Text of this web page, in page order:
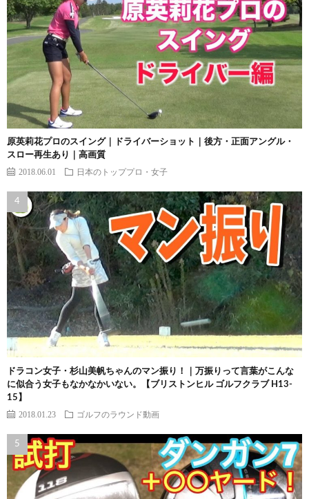
原英莉花プロのスイング｜ドライバーショット｜後方・正面アングル・
スロー再生あり｜高画質
2018.06.01 日本のトッププロ・女子
ドラコン女子・杉山美帆ちゃんのマン振り！｜万振りって言葉がこんな
に似合う女子もなかなかいない。【ブリストンヒル ゴルフクラブ H13-
15】
2018.01.23 ゴルフのラウンド動画